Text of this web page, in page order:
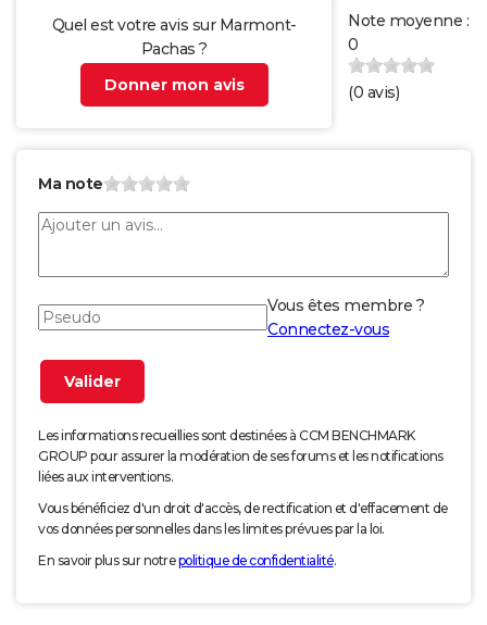
Quel est votre avis sur Marmont-
Pachas ?
Donner mon avis
Note moyenne :
0
(0 avis)
Ma note
Vous êtes membre ?
Connectez-vous
Les informations recueillies sont destinées à CCM BENCHMARK
GROUP pour assurer la modération de ses forums et les notifications
liées aux interventions.
Vous bénéficiez d'un droit d'accès, de rectification et d'effacement de
vos données personnelles dans les limites prévues par la loi.
En savoir plus sur notrepolitique de confidentialité.